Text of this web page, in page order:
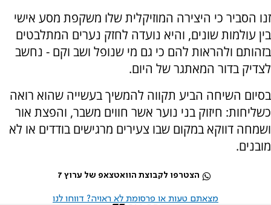
זנו הסביר כי היצירה המוזיקלית שלו משקפת מסע אישי
בין עולמות שונים, והיא נועדה לחזק נערים המתלבטים
בזהותם ולהראות להם כי גם מי שנופל ושב וקם - נחשב
לצדיק בדור המאתגר של היום.
בסיום השיחה הביע תקווה להמשיך בעשייה שהוא רואה
כשליחות: חיזוק בני נוער אשר חווים משבר, והפצת אור
ושמחה דווקא במקום שבו צעירים מרגישים בודדים או לא
מובנים.
הצטרפו לקבוצת הוואטצאפ של ערוץ 7
מצאתם טעות או פרסומת לא ראויה? דווחו לנו